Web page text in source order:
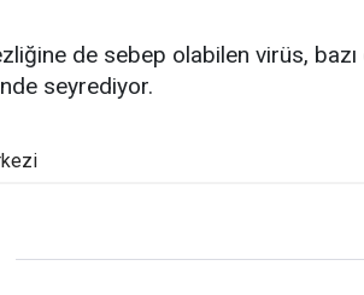
de sebep olabilen virüs,
seyrediyor.